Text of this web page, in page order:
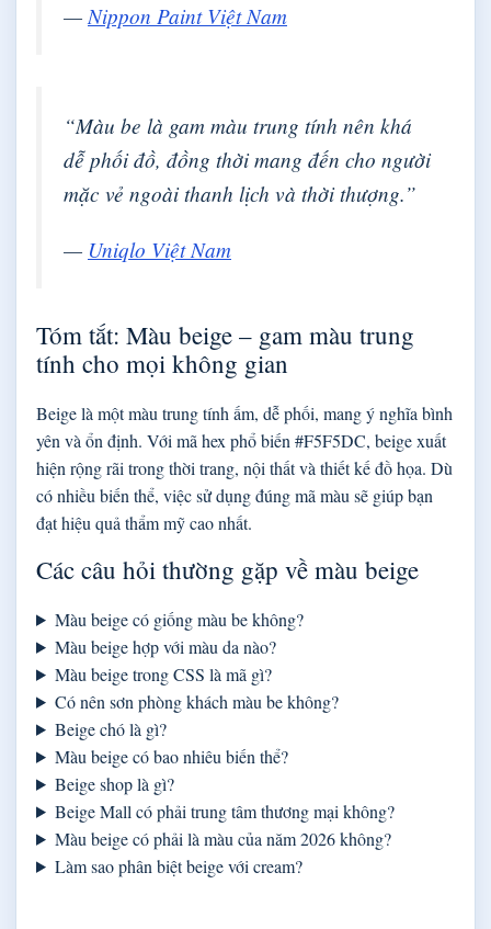
—Nippon Paint Việt Nam
“Màu be là gam màu trung tính nên khá
dễ phối đồ, đồng thời mang đến cho người
mặc vẻ ngoài thanh lịch và thời thượng.”
— Uniqlo Việt Nam
Tóm tắt: Màu beige – gam màu trung
tính cho mọi không gian
Beige là một màu trung tính ấm, dễ phối, mang ý nghĩa bình
yên và ổn định. Với mã hex phổ biến #F5F5DC, beige xuất
hiện rộng rãi trong thời trang, nội thất và thiết kế đồ họa. Dù
có nhiều biến thể, việc sử dụng đúng mã màu sẽ giúp bạn
đạt hiệu quả thẩm mỹ cao nhất.
Các câu hỏi thường gặp về màu beige
Màu beige có giống màu be không?
Màu beige hợp với màu da nào?
Màu beige trong CSS là mã gì?
Có nên sơn phòng khách màu be không?
Beige chó là gì?
Màu beige có bao nhiêu biến thể?
Beige shop là gì?
Beige Mall có phải trung tâm thương mại không?
Màu beige có phải là màu của năm 2026 không?
Làm sao phân biệt beige với cream?